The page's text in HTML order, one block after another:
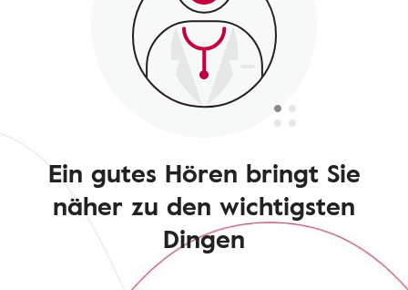
Ein gutes Hören bringt Sie
näher zu den wichtigsten
Dingen